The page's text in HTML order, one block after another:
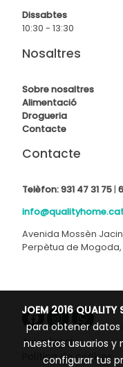
Dissabtes
10:30 - 13:30
Nosaltres
Sobre nosaltres
Alimentació
Drogueria
Contacte
Contacte
Telèfon:931 47 31 75 |
Avenida Mossèn
Perpètua de
Aviso legal
Política de cookies
JOEM 2016 QUALITY
para obtener
nuestros usuarios y
configurar tus